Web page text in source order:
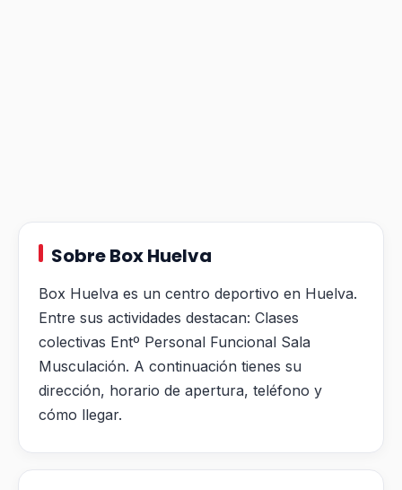
Sobre Box Huelva
Box Huelva es un centro deportivo en Huelva.
Entre sus actividades destacan: Clases
colectivas Entº Personal Funcional Sala
Musculación. A continuación tienes su
dirección, horario de apertura, teléfono y
cómo llegar.